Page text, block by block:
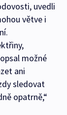
uvedli
větve i
možné
ani
sledovat
opatrně,“